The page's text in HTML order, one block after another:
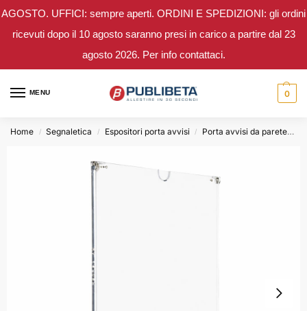
AGOSTO. UFFICI: sempre aperti. ORDINI E SPEDIZIONI: gli ordini
ricevuti dopo il 10 agosto saranno presi in carico a partire dal 23
agosto 2026. Per info contattaci.
MENU 0
Home / Segnaletica / Espositori porta avvisi / Porta avvisi da parete